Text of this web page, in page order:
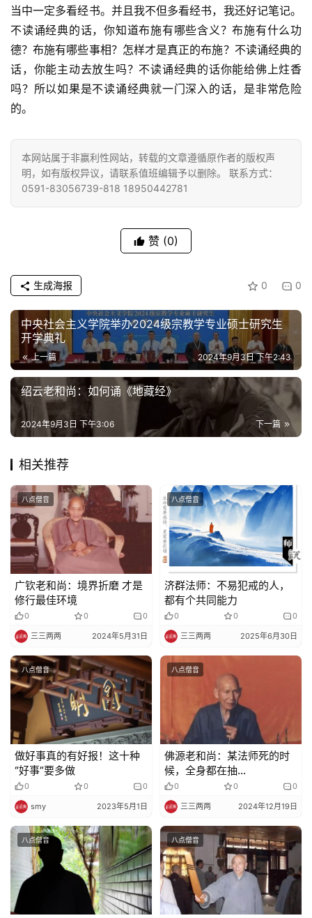
益
慈
善
佛
教
物
寺
院
巡
频
纪
录
佛
教
艺
术
政
法
规
免
责
声
明
当中一定多看经书。并且我不但多看经书，我还好记笔记。
不读诵经典的话，你知道布施有哪些含义？布施有什么功
德？布施有哪些事相？怎样才是真正的布施？不读诵经典的
话，你能主动去放生吗？不读诵经典的话你能给佛上炷香
吗？所以如果是不读诵经典就一门深入的话，是非常危险
的。
本网站属于非赢利性网站，转载的文章遵循原作者的版权声
明，如有版权异议，请联系值班编辑予以删除。 联系方式：
0591-83056739-818 18950442781
赞 (0)
0 0
生成海报
中央社会主义学院举办2024级宗教学专业硕士研究生
开学典礼
上一篇 2024年9月3日 下午2:43
绍云老和尚：如何诵《地藏经》
下一篇
2024年9月3日 下午3:06
相关推荐
八点僧音
广钦老和尚：境界折磨 才是
修行最佳环境
0 0 0
三三两两 2024年5月31日
八点僧音
济群法师：不易犯戒的人，
都有个共同能力
0 0 0
三三两两 2025年6月30日
八点僧音
做好事真的有好报！这十种
“好事”要多做
0 0 0
smy 2023年5月1日
八点僧音
佛源老和尚：某法师死的时
候，全身都在抽…
0 0 0
三三两两 2024年12月19日
八点僧音 八点僧音